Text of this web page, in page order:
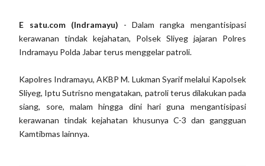
E satu.com (Indramayu) - Dalam rangka mengantisipasi
kerawanan tindak kejahatan, Polsek Sliyeg jajaran Polres
Indramayu Polda Jabar terus menggelar patroli.
Kapolres Indramayu, AKBP M. Lukman Syarif melalui Kapolsek
Sliyeg, Iptu Sutrisno mengatakan, patroli terus dilakukan pada
siang, sore, malam hingga dini hari guna mengantisipasi
kerawanan tindak kejahatan khusunya C-3 dan gangguan
Kamtibmas lainnya.